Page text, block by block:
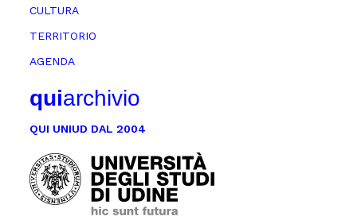
CULTURA
TERRITORIO
AGENDA
quiarchivio
QUI UNIUD DAL 2004